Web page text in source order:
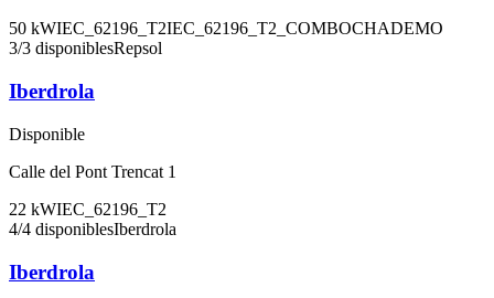
50 kWIEC_62196_T2IEC_62196_T2_COMBOCHADEMO
3/3 disponiblesRepsol
Iberdrola
Disponible
Calle del Pont Trencat 1
22 kWIEC_62196_T2
4/4 disponiblesIberdrola
Iberdrola